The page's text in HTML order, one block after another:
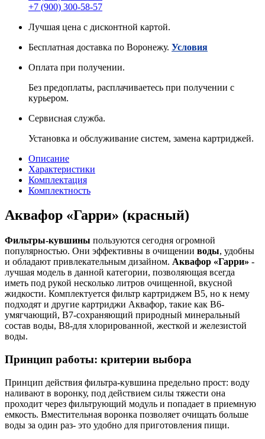
+7 (900) 300-58-57
Лучшая цена с дисконтной картой.
Бесплатная доставка по Воронежу. Условия
Оплата при получении.
Без предоплаты, расплачиваетесь при получении с
курьером.
Сервисная служба.
Установка и обслуживание систем, замена картриджей.
Описание
Характеристики
Комплектация
Комплектность
Аквафор «Гарри» (красный)
Фильтры-кувшины пользуются сегодня огромной
популярностью. Они эффективны в очищении воды, удобны
и обладают привлекательным дизайном. Аквафор «Гарри» -
лучшая модель в данной категории, позволяющая всегда
иметь под рукой несколько литров очищенной, вкусной
жидкости. Комплектуется фильтр картриджем В5, но к нему
подходят и другие картриджи Аквафор, такие как В6-
умягчающий, В7-сохраняющий природный минеральный
состав воды, В8-для хлорированной, жесткой и железистой
воды.
Принцип работы: критерии выбора
Принцип действия фильтра-кувшина предельно прост: воду
наливают в воронку, под действием силы тяжести она
проходит через фильтрующий модуль и попадает в приемную
емкость. Вместительная воронка позволяет очищать больше
воды за один раз- это удобно для приготовления пищи.